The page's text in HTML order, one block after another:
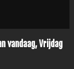
vandaag, Vrijdag